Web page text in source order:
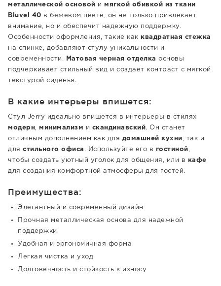
металлической основой и мягкой обивкой из ткани
Bluvel 40 в бежевом цвете, он не только привлекает
внимание, но и обеспечит надежную поддержку.
Особенности оформления, такие как квадратная стежка
на спинке, добавляют стулу уникальности и
современности.
Матовая черная отделка основы
подчеркивает стильный вид и создает контраст с мягкой
текстурой сиденья.
В какие интерьеры впишется:
Стул Jerry идеально впишется в интерьеры в стилях
модерн
минимализм и скандинавский. Он станет
отличным дополнением как для домашней кухни , так и
для стильного офиса . Используйте его в гостиной
чтобы создать уютный уголок для общения, или в кафе
для создания комфортной атмосферы для гостей.
Преимущества:
Элегантный и современный дизайн
Прочная металлическая основа для надежной
поддержки
Удобная и эргономичная форма
Легкая чистка и уход
Долговечность и стойкость к износу